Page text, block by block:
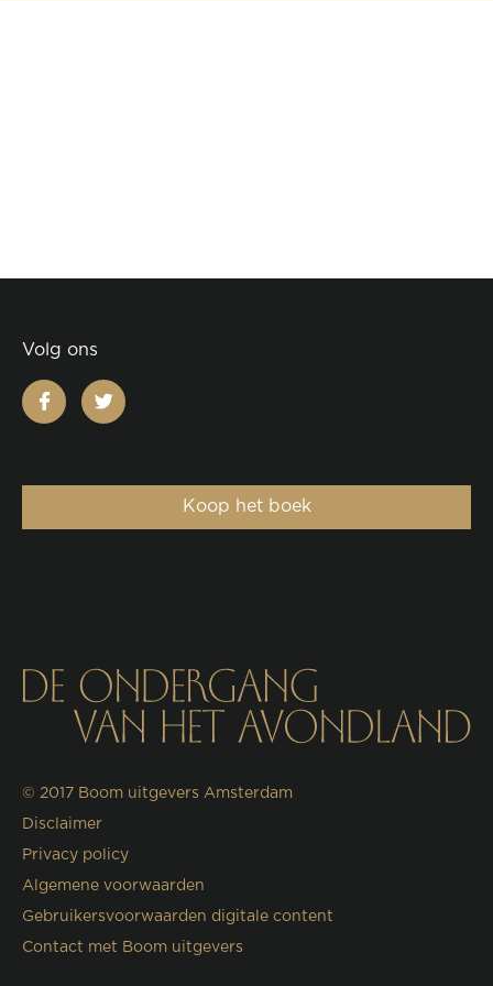
Volg ons
facebooktwitter
Koop het boek
© 2017 Boom uitgevers Amsterdam
Disclaimer
Privacy policy
Algemene voorwaarden
Gebruikersvoorwaarden digitale content
Contact met Boom uitgevers